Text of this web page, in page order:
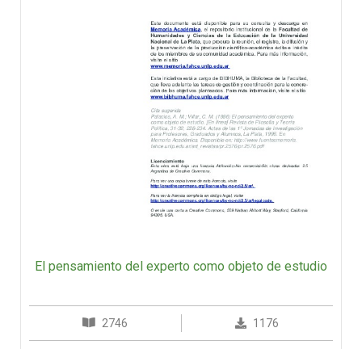
El pensamiento del experto como objeto de estudio
2746 1176